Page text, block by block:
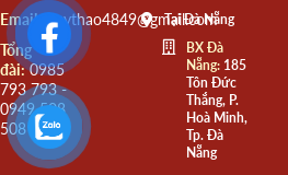
Email: quythao4849@gmail.com
Tổng
đài:0985
793 793 -
0949 508
508
Tại Đà Nẵng
BX Đà
Nẵng:185
Tôn Đức
Thắng, P.
Hoà Minh,
Tp. Đà
Nẵng